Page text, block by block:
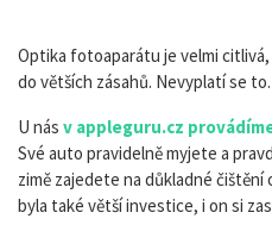
Optika fotoaparátu je velmi
do větších zásahů. Nevyplatí se to.
U nás v appleguru.cz
Své auto pravidelně myjete a
zimě zajedete na důkladné čištění
byla také větší investice, i on si